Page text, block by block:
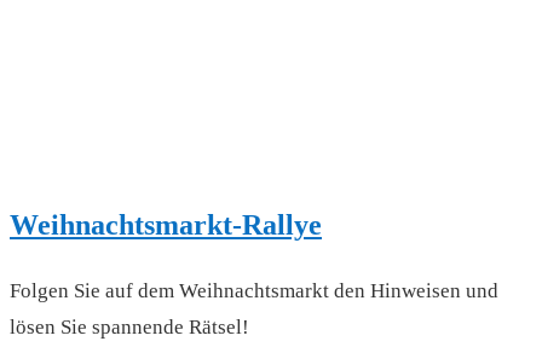
Weihnachtsmarkt-Rallye
Folgen Sie auf dem Weihnachtsmarkt den Hinweisen und
lösen Sie spannende Rätsel!